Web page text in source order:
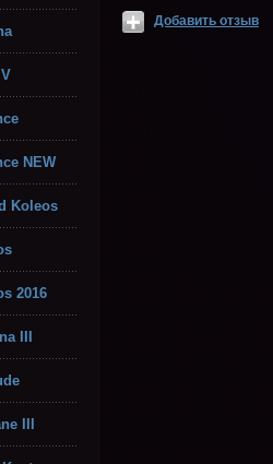
NEW
Koleos
2016
III
III
Добавить отзыв